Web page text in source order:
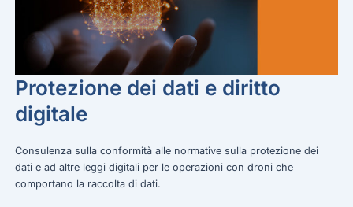
Protezione dei dati e diritto
digitale
Consulenza sulla conformità alle normative sulla protezione dei
dati e ad altre leggi digitali per le operazioni con droni che
comportano la raccolta di dati.